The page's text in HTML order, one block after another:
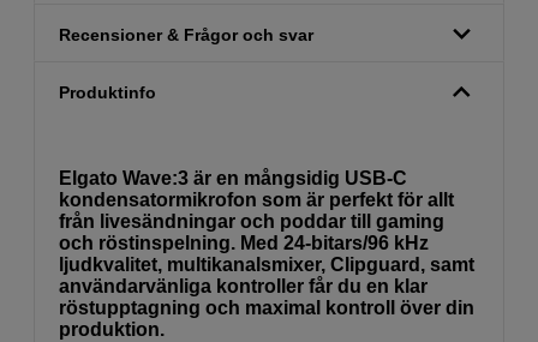
Recensioner & Frågor och svar
Produktinfo
Elgato Wave:3 är en mångsidig USB-C
kondensatormikrofon som är perfekt för allt
från livesändningar och poddar till gaming
och röstinspelning. Med 24-bitars/96 kHz
ljudkvalitet, multikanalsmixer, Clipguard, samt
användarvänliga kontroller får du en klar
röstupptagning och maximal kontroll över din
produktion.